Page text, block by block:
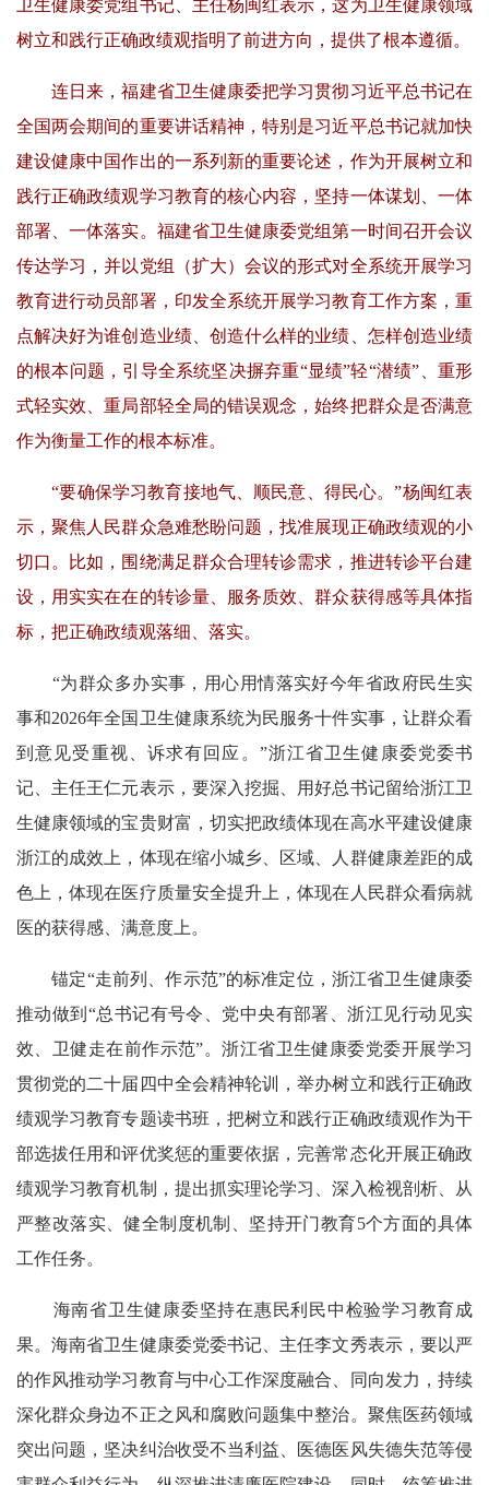
卫生健康委党组书记、主任杨闽红表示，这为卫生健康领域
树立和践行正确政绩观指明了前进方向，提供了根本遵循。
连日来，福建省卫生健康委把学习贯彻习近平总书记在
全国两会期间的重要讲话精神，特别是习近平总书记就加快
建设健康中国作出的一系列新的重要论述，作为开展树立和
践行正确政绩观学习教育的核心内容，坚持一体谋划、一体
部署、一体落实。福建省卫生健康委党组第一时间召开会议
传达学习，并以党组（扩大）会议的形式对全系统开展学习
教育进行动员部署，印发全系统开展学习教育工作方案，重
点解决好为谁创造业绩、创造什么样的业绩、怎样创造业绩
的根本问题，引导全系统坚决摒弃重“显绩”轻“潜绩”、重形
式轻实效、重局部轻全局的错误观念，始终把群众是否满意
作为衡量工作的根本标准。
“要确保学习教育接地气、顺民意、得民心。”杨闽红表
示，聚焦人民群众急难愁盼问题，找准展现正确政绩观的小
切口。比如，围绕满足群众合理转诊需求，推进转诊平台建
设，用实实在在的转诊量、服务质效、群众获得感等具体指
标，把正确政绩观落细、落实。
“为群众多办实事，用心用情落实好今年省政府民生实
事和2026年全国卫生健康系统为民服务十件实事，让群众看
到意见受重视、诉求有回应。”浙江省卫生健康委党委书
记、主任王仁元表示，要深入挖掘、用好总书记留给浙江卫
生健康领域的宝贵财富，切实把政绩体现在高水平建设健康
浙江的成效上，体现在缩小城乡、区域、人群健康差距的成
色上，体现在医疗质量安全提升上，体现在人民群众看病就
医的获得感、满意度上。
锚定“走前列、作示范”的标准定位，浙江省卫生健康委
推动做到“总书记有号令、党中央有部署、浙江见行动见实
效、卫健走在前作示范”。浙江省卫生健康委党委开展学习
贯彻党的二十届四中全会精神轮训，举办树立和践行正确政
绩观学习教育专题读书班，把树立和践行正确政绩观作为干
部选拔任用和评优奖惩的重要依据，完善常态化开展正确政
绩观学习教育机制，提出抓实理论学习、深入检视剖析、从
严整改落实、健全制度机制、坚持开门教育5个方面的具体
工作任务。
海南省卫生健康委坚持在惠民利民中检验学习教育成
果。海南省卫生健康委党委书记、主任李文秀表示，要以严
的作风推动学习教育与中心工作深度融合、同向发力，持续
深化群众身边不正之风和腐败问题集中整治。聚焦医药领域
突出问题，坚决纠治收受不当利益、医德医风失德失范等侵